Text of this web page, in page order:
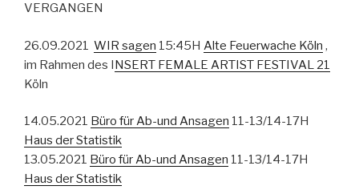
VERGANGEN
26.09.2021 WIR sagen 15:45H Alte Feuerwache Köln ,
im Rahmen des INSERT FEMALE ARTIST FESTIVAL 21
Köln
14.05.2021 Büro für Ab-und Ansagen 11-13/14-17H
Haus der Statistik
13.05.2021 Büro für Ab-und Ansagen 11-13/14-17H
Haus der Statistik